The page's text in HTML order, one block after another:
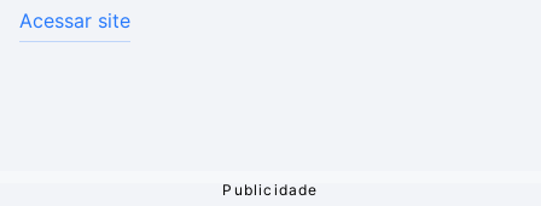
Acessar site